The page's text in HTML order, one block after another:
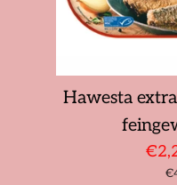
Hawesta